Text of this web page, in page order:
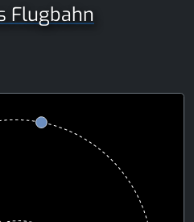
Flugbahn